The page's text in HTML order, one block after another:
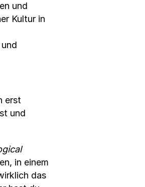
und
Kultur in
erst
und
in einem
das